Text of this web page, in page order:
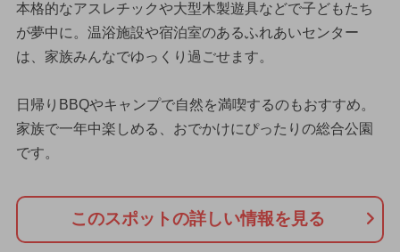
本格的なアスレチックや大型木製遊具などで子どもたち
が夢中に。温浴施設や宿泊室のあるふれあいセンター
は、家族みんなでゆっくり過ごせます。
日帰りBBQやキャンプで自然を満喫するのもおすすめ。
家族で一年中楽しめる、おでかけにぴったりの総合公園
です。
このスポットの詳しい情報を見る